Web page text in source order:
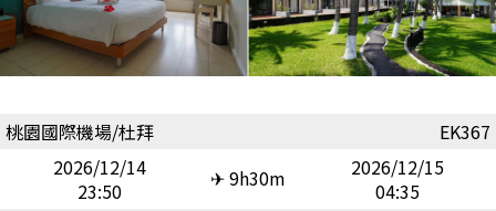
桃園國際機場/杜拜
EK367
2026/12/14
23:50
✈ 9h30m
2026/12/15
04:35